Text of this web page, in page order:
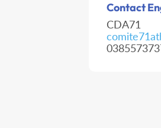
Contact
CDA71